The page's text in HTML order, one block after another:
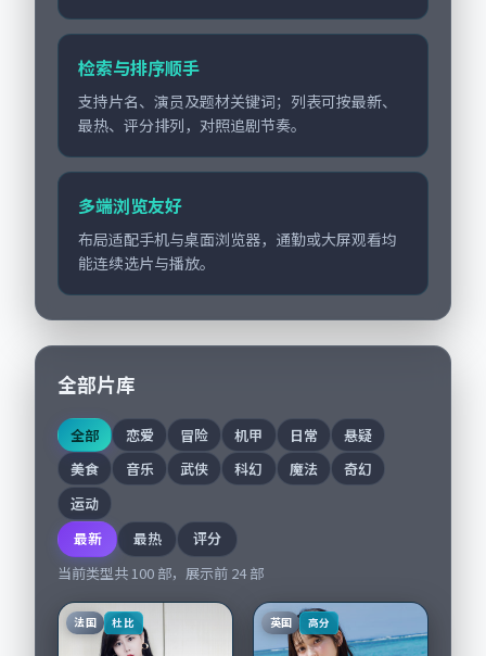
检索与排序顺手
支持片名、演员及题材关键词；列表可按最新、
最热、评分排列，对照追剧节奏。
多端浏览友好
布局适配手机与桌面浏览器，通勤或大屏观看均
能连续选片与播放。
全部片库
全部 恋爱 冒险 机甲 日常
悬疑
美食
音乐 武侠 科幻 魔法
奇幻
运动
最新
最热
评分
当前类型共100 部，展示前 24部
法国 杜比 英国 高分